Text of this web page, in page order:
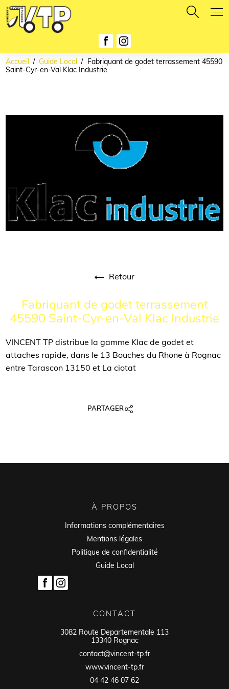
Accueil Guide Local
Fabriquant de godet terrassement 45590
Saint-Cyr-en-Val Klac Industrie
Retour
Fabriquant de godet terrassement
45590 Saint-Cyr-en-Val Klac Industrie
VINCENT TP distribue la gamme Klac de godet et
attaches rapide, dans le 13 Bouches du Rhone à Rognac
entre Tarascon 13150 et La ciotat
PARTAGER
À PROPOS
Informations complémentaires
Mentions légales
Politique de confidentialité
Guide Local
CONTACT
3082 Route Departementale 113
13340 Rognac
contact@vincent-tp.fr
www.vincent-tp.fr
04 42 46 07 62
Panneau de gestion des cookies